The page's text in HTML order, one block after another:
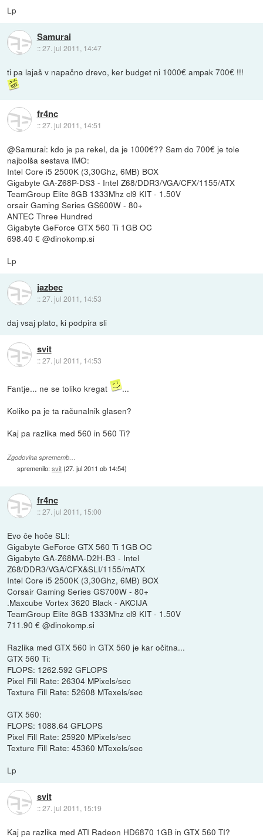
Lp
Samurai
::27. jul 2011, 14:47
ti pa lajaš v napačno drevo, ker budget ni 1000€ ampak 700€ !!!
fr4nc
::27. jul 2011, 14:51
@Samurai: kdo je pa rekel, da je 1000€?? Sam do 700€ je tole
najbolša sestava IMO:
Intel Core i5 2500K (3,30Ghz, 6MB) BOX
Gigabyte GA-Z68P-DS3 - Intel Z68/DDR3/VGA/CFX/1155/ATX
TeamGroup Elite 8GB 1333Mhz cl9 KIT - 1.50V
orsair Gaming Series GS600W - 80+
ANTEC Three Hundred
Gigabyte GeForce GTX 560 Ti 1GB OC
698.40 € @dinokomp.si
Lp
jazbec
::27. jul 2011, 14:53
daj vsaj plato, ki podpira sli
svit
::27. jul 2011, 14:53
Fantje... ne se toliko kregat
...
Koliko pa je ta računalnik glasen?
Kaj pa razlika med 560 in 560 Ti?
Zgodovina sprememb…
spremenilo:svit(27. jul 2011 ob 14:54)
fr4nc
::27. jul 2011, 15:00
Evo če hoče SLI:
Gigabyte GeForce GTX 560 Ti 1GB OC
Gigabyte GA-Z68MA-D2H-B3 - Intel
Z68/DDR3/VGA/CFX&SLI/1155/mATX
Intel Core i5 2500K (3,30Ghz, 6MB) BOX
Corsair Gaming Series GS700W - 80+
.Maxcube Vortex 3620 Black - AKCIJA
TeamGroup Elite 8GB 1333Mhz cl9 KIT - 1.50V
711.90 € @dinokomp.si
Razlika med GTX 560 in GTX 560 je kar očitna...
GTX 560 Ti:
FLOPS: 1262.592 GFLOPS
Pixel Fill Rate: 26304 MPixels/sec
Texture Fill Rate: 52608 MTexels/sec
GTX 560:
FLOPS: 1088.64 GFLOPS
Pixel Fill Rate: 25920 MPixels/sec
Texture Fill Rate: 45360 MTexels/sec
Lp
svit
::27. jul 2011, 15:19
Kaj pa razlika med ATI Radeon HD6870 1GB in GTX 560 TI?